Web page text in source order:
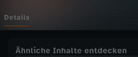
N
S
Details
Ähnliche Inhalte entdecken